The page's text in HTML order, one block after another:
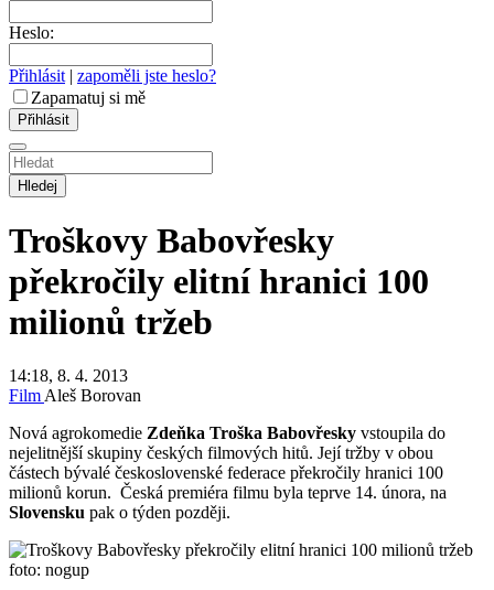
Heslo:
Přihlásit | zapoměli jste heslo?
Zapamatuj si mě
Hledej
Troškovy Babovřesky
překročily elitní hranici 100
milionů tržeb
14:18, 8. 4. 2013
FilmAleš Borovan
Nová agrokomedie Zdeňka Troška Babovřesky vstoupila do
nejelitnější skupiny českých filmových hitů. Její tržby v obou
částech bývalé československé federace překročily hranici 100
milionů korun. Česká premiéra filmu byla teprve 14. února, na
Slovensku pak o týden později.
foto: nogup